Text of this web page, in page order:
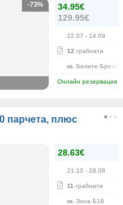
34.95€
129.95€
22.07 - 14.09
12 грабнати
кв. Белите Брези
Онлайн резервация
-73%
парчета, плюс
28.63€
21.10 - 28.08
11 грабнати
кв. Зона Б18